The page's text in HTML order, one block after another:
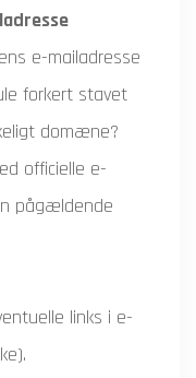
e-mailadresse
forkert stavet
domæne?
officielle e-
pågældende
links i e-